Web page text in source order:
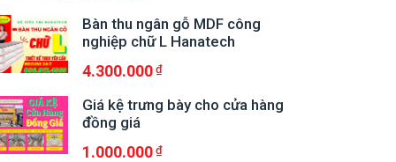
Bàn thu ngân gỗ MDF công
nghiệp chữ L Hanatech
4.300.000
Giá kệ trưng bày cho cửa hàng
đồng giá
1.000.000